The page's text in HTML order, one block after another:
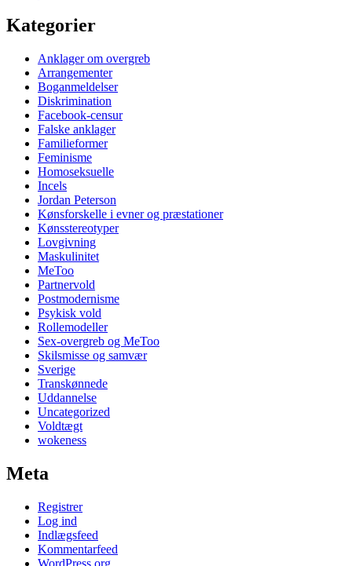
Kategorier
Anklager om overgreb
Arrangementer
Boganmeldelser
Diskrimination
Facebook-censur
Falske anklager
Familieformer
Feminisme
Homoseksuelle
Incels
Jordan Peterson
Kønsforskelle i evner og præstationer
Kønsstereotyper
Lovgivning
Maskulinitet
MeToo
Partnervold
Postmodernisme
Psykisk vold
Rollemodeller
Sex-overgreb og MeToo
Skilsmisse og samvær
Sverige
Transkønnede
Uddannelse
Uncategorized
Voldtægt
wokeness
Meta
Registrer
Log ind
Indlægsfeed
Kommentarfeed
WordPress.org